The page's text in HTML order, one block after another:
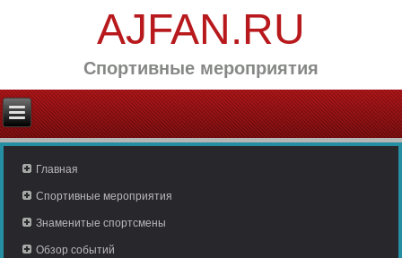
AJFAN.RU
Спортивные мероприятия
Главная
Спортивные мероприятия
Знаменитые спортсмены
Обзор событий